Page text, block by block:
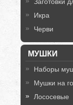
Икра
Черви
МУШКИ
Наборы
Мушки на
Лососевые